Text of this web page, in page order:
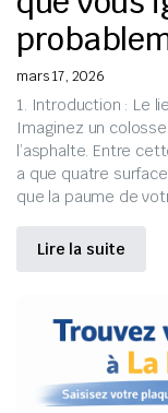
mars 17, 2026
1. Introduction : Le
Imaginez un
l’asphalte. Entre
a que quatre
que la paume de
Lire la suite